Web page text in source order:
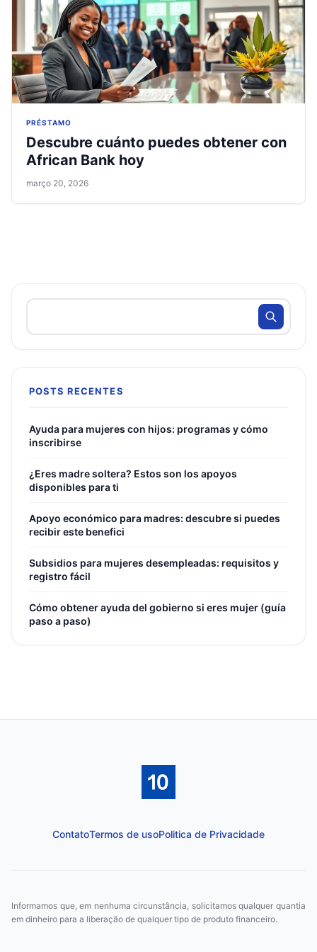
PRÉSTAMO
Descubre cuánto puedes obtener con
African Bank hoy
março 20, 2026
POSTS RECENTES
Ayuda para mujeres con hijos: programas y cómo
inscribirse
¿Eres madre soltera? Estos son los apoyos
disponibles para ti
Apoyo económico para madres: descubre si puedes
recibir este benefici
Subsidios para mujeres desempleadas: requisitos y
registro fácil
Cómo obtener ayuda del gobierno si eres mujer (guía
paso a paso)
ContatoTermos de usoPolitica de Privacidade
Informamos que, em nenhuma circunstância, solicitamos qualquer quantia
em dinheiro para a liberação de qualquer tipo de produto financeiro.